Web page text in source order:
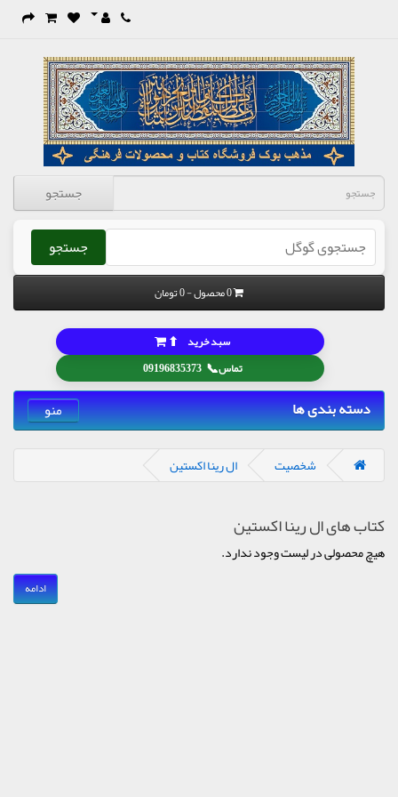
جستجو
جستجو
0 محصول - 0 تومان
تماس📞
09196835373
سبد خرید ⬆
دسته بندی ها منو
شخصیت ال رینا اکستین
کتاب های ال رینا اکستین
هیچ محصولی در لیست وجود ندارد.
ادامه